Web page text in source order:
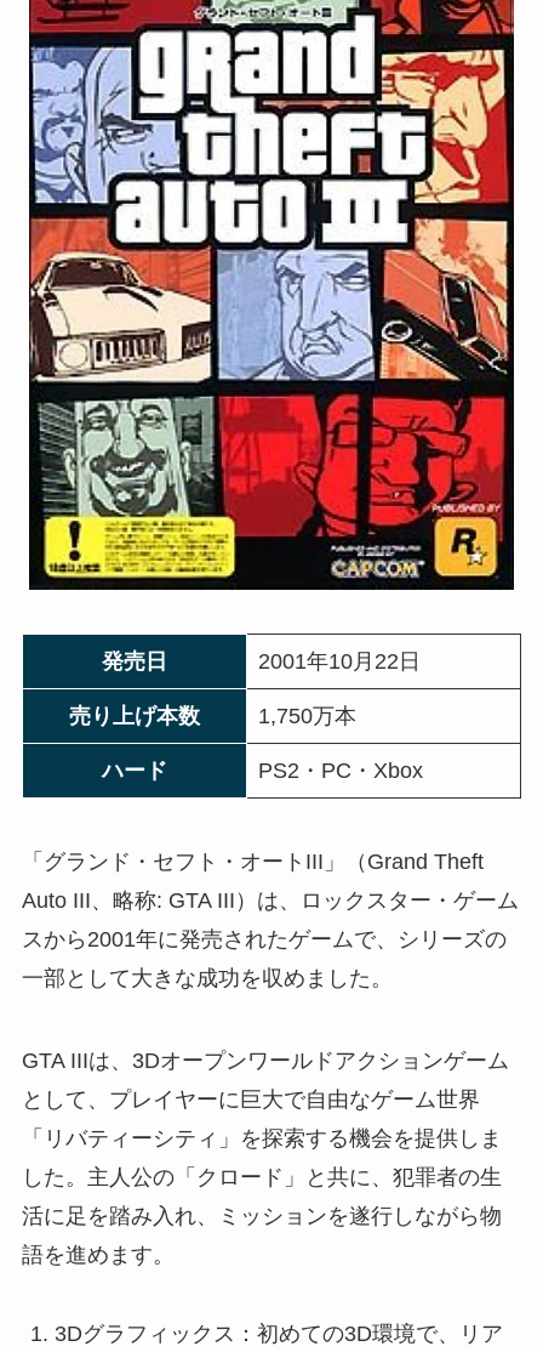
発売日 2001年10月22日
売り上げ本数 1,750万本
ハード PS2・PC・Xbox
「グランド・セフト・オートIII」（Grand Theft
Auto III、略称: GTA III）は、ロックスター・ゲーム
スから2001年に発売されたゲームで、シリーズの
一部として大きな成功を収めました。
GTA IIIは、3Dオープンワールドアクションゲーム
として、プレイヤーに巨大で自由なゲーム世界
「リバティーシティ」を探索する機会を提供しま
した。主人公の「クロード」と共に、犯罪者の生
活に足を踏み入れ、ミッションを遂行しながら物
語を進めます。
3Dグラフィックス：初めての3D環境で、リア